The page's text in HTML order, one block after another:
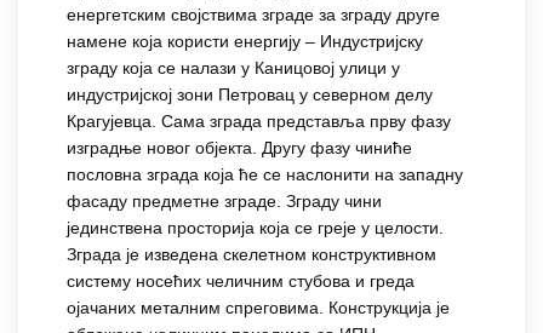
енергетским својствима зграде за зграду друге
намене која користи енергију – Индустријску
зграду која се налази у Каницовој улици у
индустријској зони Петровац у северном делу
Крагујевца. Сама зграда представља прву фазу
изградње новог објекта. Другу фазу чиниће
пословна зграда која ће се наслонити на западну
фасаду предметне зграде. Зграду чини
јединствена просторија која се греје у целости.
Зграда је изведена скелетном конструктивном
систему носећих челичним стубова и греда
ојачаних металним спреговима. Конструкција је